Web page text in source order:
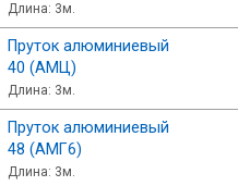
Длина: 3м.
Пруток алюминиевый
40 (АМЦ)
Длина: 3м.
Пруток алюминиевый
48 (АМГ6)
Длина: 3м.